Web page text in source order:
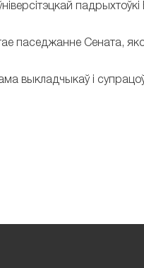
падрыхтоўкі
паседжанне Сената,
выкладчыкаў і